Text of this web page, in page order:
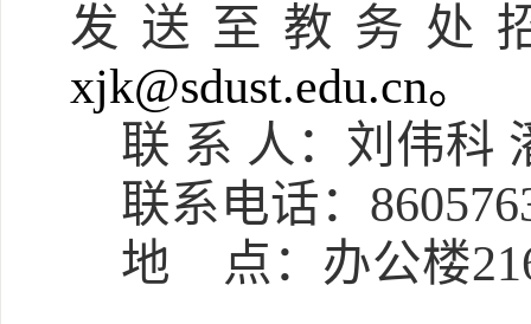
发送至教务处
xjk@sdust.edu.cn。
联 系 人：刘伟科
联系电话：
地
点：办公楼